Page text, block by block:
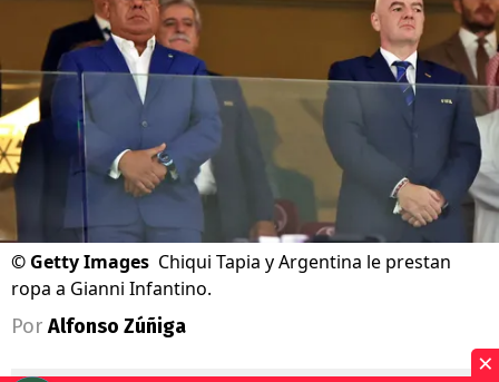
© Getty Images Chiqui Tapia y Argentina le prestan
ropa a Gianni Infantino.
Por Alfonso Zúñiga
×